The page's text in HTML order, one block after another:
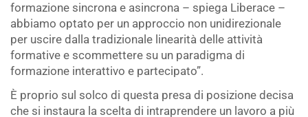
formazione sincrona e asincrona – spiega Liberace –
abbiamo optato per un approccio non unidirezionale
per uscire dalla tradizionale linearità delle attività
formative e scommettere su un paradigma di
formazione interattivo e partecipato”.
È proprio sul solco di questa presa di posizione decisa
che si instaura la scelta di intraprendere un lavoro a più